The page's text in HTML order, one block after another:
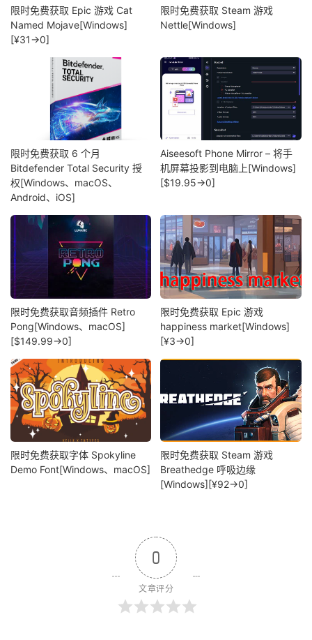
限时免费获取 Epic 游戏 Cat
Named Mojave[Windows]
[¥31→0]
限时免费获取 Steam 游戏
Nettle[Windows]
限时免费获取 6 个月
Bitdefender Total Security 授
权[Windows、macOS、
Android、iOS]
Aiseesoft Phone Mirror – 将手
机屏幕投影到电脑上[Windows]
[$19.95→0]
限时免费获取音频插件 Retro
Pong[Windows、macOS]
[$149.99→0]
限时免费获取 Epic 游戏
happiness market[Windows]
[¥3→0]
限时免费获取字体 Spokyline
Demo Font[Windows、macOS]
限时免费获取 Steam 游戏
Breathedge 呼吸边缘
[Windows][¥92→0]
0
文章评分